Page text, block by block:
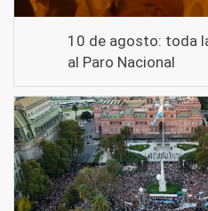
10 de agosto: toda
al Paro Nacional